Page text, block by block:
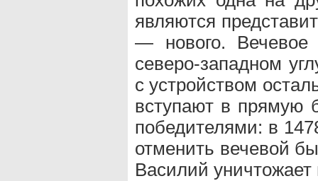
являются
— нового. Вечевое
северо-западном
с устройством
вступают в прямую
победителями: в
отменить вечевой
Василий уничтожает